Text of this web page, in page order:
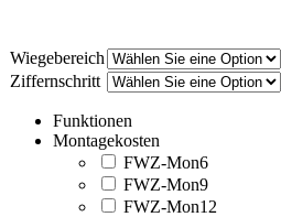
Wiegebereich
Ziffernschritt
Funktionen
Montagekosten
FWZ-Mon6
FWZ-Mon9
FWZ-Mon12